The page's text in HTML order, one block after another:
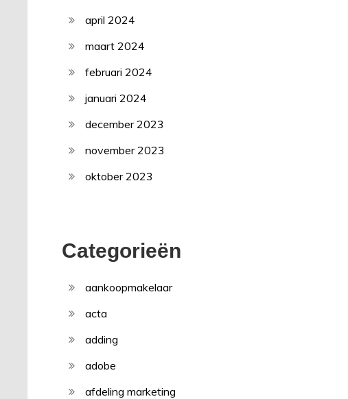
april 2024
maart 2024
februari 2024
januari 2024
december 2023
november 2023
oktober 2023
Categorieën
aankoopmakelaar
acta
adding
adobe
afdeling marketing